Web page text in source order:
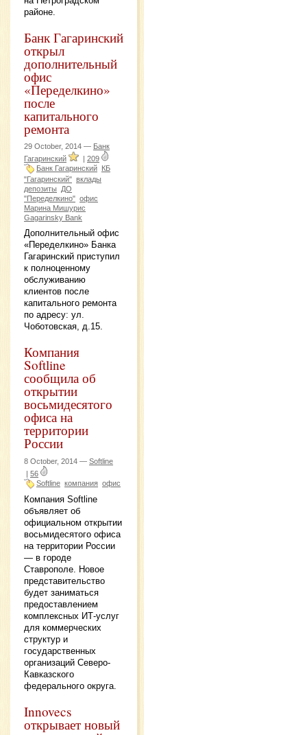
районе.
Банк Гагаринский
открыл
дополнительный
офис
«Переделкино»
после
капитального
ремонта
29 October, 2014 — Банк
Гагаринский
209
Банк Гагаринский
КБ
"Гагаринский" вклады
депозиты
ДО
"Переделкино" офис
Марина Мишурис
Gagarinsky Bank
Дополнительный офис
«Переделкино» Банка
Гагаринский приступил
к полноценному
обслуживанию
клиентов после
капитального ремонта
по адресу: ул.
Чоботовская, д.15.
Компания
Softline
сообщила об
открытии
восьмидесятого
офиса на
территории
России
8 October, 2014 — Softline
| 56
Softline компания офис
Компания Softline
объявляет об
официальном открытии
восьмидесятого офиса
на территории России
— в городе
Ставрополе. Новое
представительство
будет заниматься
предоставлением
комплексных ИТ-услуг
для коммерческих
структур и
государственных
организаций Северо-
Кавказского
федерального округа.
Innovecs
открывает новый